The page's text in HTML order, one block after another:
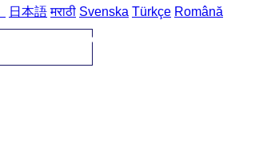
日本語 मराठी Svenska Türkçe Română
Česko-japonské fráze